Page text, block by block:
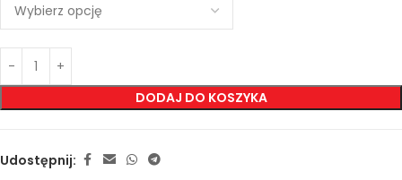
DODAJ DO KOSZYKA
Udostępnij: